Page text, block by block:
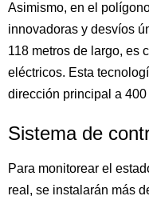
Asimismo, en el
innovadoras y desvíos
118 metros de largo, es
eléctricos. Esta
dirección principal a
Sistema de
Para monitorear el
real, se instalarán más